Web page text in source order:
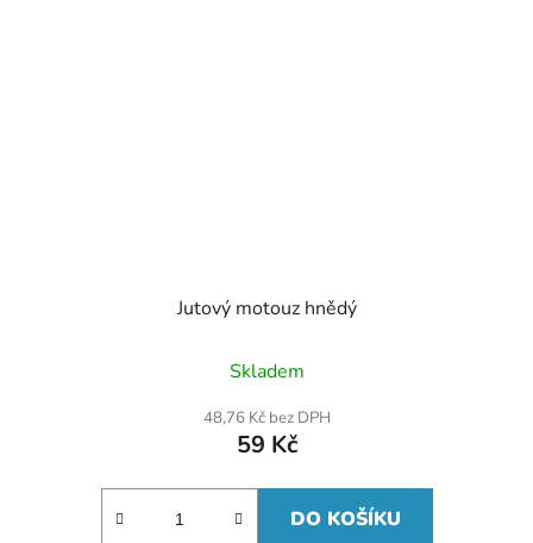
Jutový motouz hnědý
Skladem
48,76 Kč bez DPH
59 Kč
DO KOŠÍKU